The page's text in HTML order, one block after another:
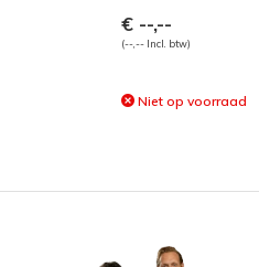
€ --,--
(--,-- Incl. btw)
Niet op voorraad